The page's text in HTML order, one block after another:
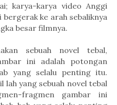
karya-karya video Anggi
ke arah sebaliknya
besar filmnya.
sebuah novel tebal,
ini adalah potongan
yang selalu penting itu.
lah yang sebuah novel tebal
fragmen gambar ini